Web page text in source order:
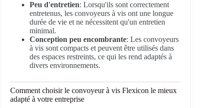
Peu d'entretien: Lorsqu'ils sont correctement
entretenus, les convoyeurs à vis ont une longue
durée de vie et ne nécessitent qu'un entretien
minimal.
Conception peu encombrante: Les convoyeurs
à vis sont compacts et peuvent être utilisés dans
des espaces restreints, ce qui les rend adaptés à
divers environnements.
Comment choisir le convoyeur à vis Flexicon le mieux
adapté à votre entreprise